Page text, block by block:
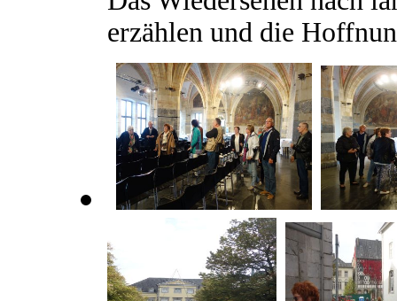
erzählen und die